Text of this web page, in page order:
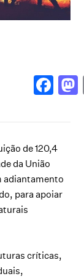
de 120,4
da União
adiantamento
para apoiar
críticas,